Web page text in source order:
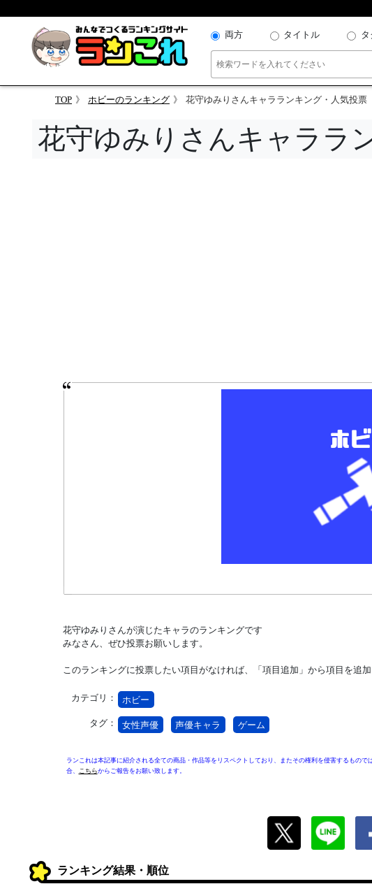
両方 タイトル タ
TOP ホビーのランキング 花守ゆみりさんキャラランキング・人気投票
花守ゆみりさんキャララ
花守ゆみりさんが演じたキャラのランキングです
みなさん、ぜひ投票お願いします。
このランキングに投票したい項目がなければ、「項目追加」から項目を追加
カテゴリ： ホビー
タグ： 女性声優 声優キャラ ゲーム
ランこれは本記事に紹介される全ての商品・作品等をリスペクトしており、またその権利を侵害するもので
合、
こちらからご報告をお願い致します。
ランキング結果・順位